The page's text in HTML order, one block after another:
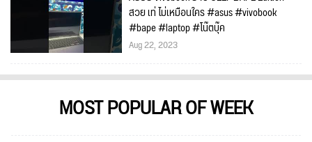
สวย เท่ ไม่เหมือนใคร #asus #vivobook
#bape #laptop #โน๊ตบุ๊ค
Aug 22, 2023
MOST POPULAR OF WEEK